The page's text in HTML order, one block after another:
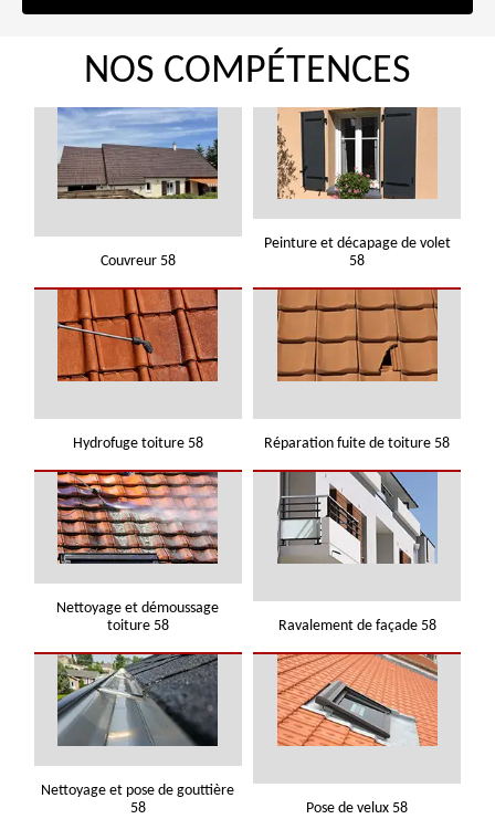
NOS COMPÉTENCES
Couvreur 58
Peinture et décapage de volet
58
Hydrofuge toiture 58 Réparation fuite de toiture 58
Nettoyage et démoussage
toiture 58
Ravalement de façade 58
Nettoyage et pose de gouttière
58
Pose de velux 58